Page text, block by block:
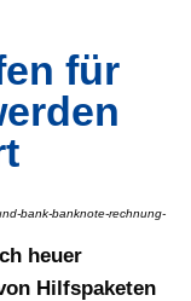
für
bank-banknote-rechnung-
heuer
Hilfspaketen